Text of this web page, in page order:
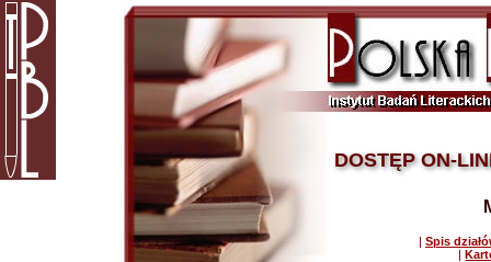
DOSTĘP ON-
| Spis
|